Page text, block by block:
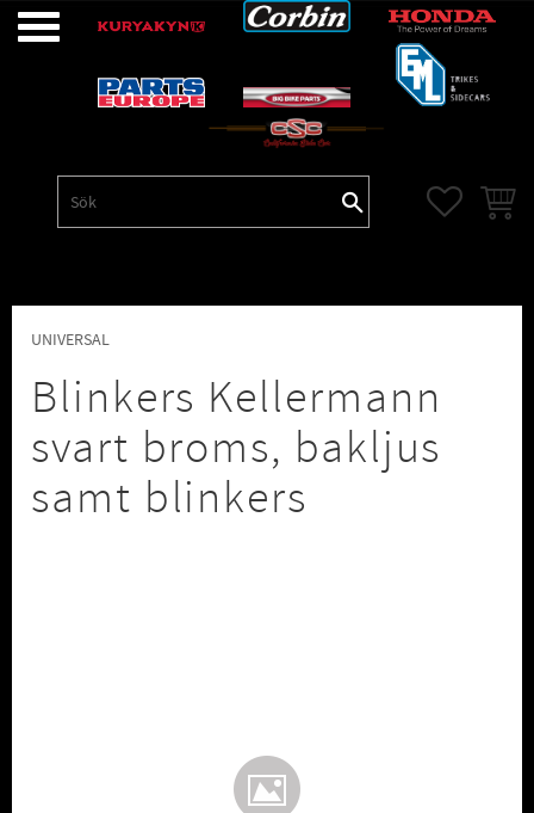
UNIVERSAL
Blinkers Kellermann
svart broms, bakljus
samt blinkers